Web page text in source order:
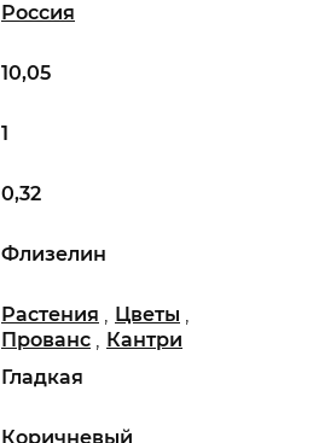
10,05
1
0,32
Коричневый
Растения , Цветы ,
Прованс , Кантри
Флизелин
Россия
Гладкая